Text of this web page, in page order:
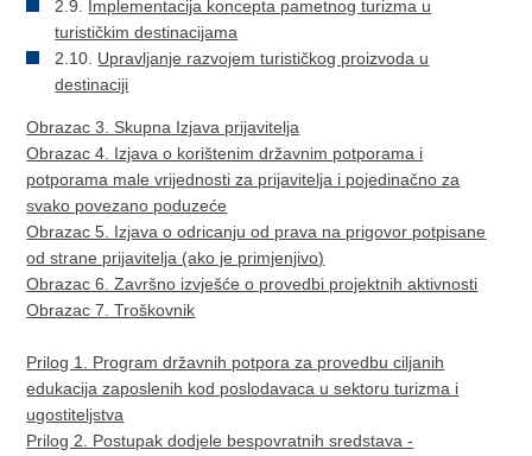
2.9.
Implementacija koncepta pametnog turizma u
turističkim destinacijama
2.10. Upravljanje razvojem turističkog proizvoda u
destinaciji
Obrazac 3. Skupna Izjava prijavitelja
Obrazac 4. Izjava o korištenim državnim potporama i
potporama male vrijednosti za prijavitelja i pojedinačno za
svako povezano poduzeće
Obrazac 5. Izjava o odricanju od prava na prigovor potpisane
od strane prijavitelja (ako je primjenjivo)
Obrazac 6. Završno izvješće o provedbi projektnih aktivnosti
Obrazac 7. Troškovnik
Prilog 1. Program državnih potpora za provedbu ciljanih
edukacija zaposlenih kod poslodavaca u sektoru turizma i
ugostiteljstva
Prilog 2. Postupak dodjele bespovratnih sredstava -